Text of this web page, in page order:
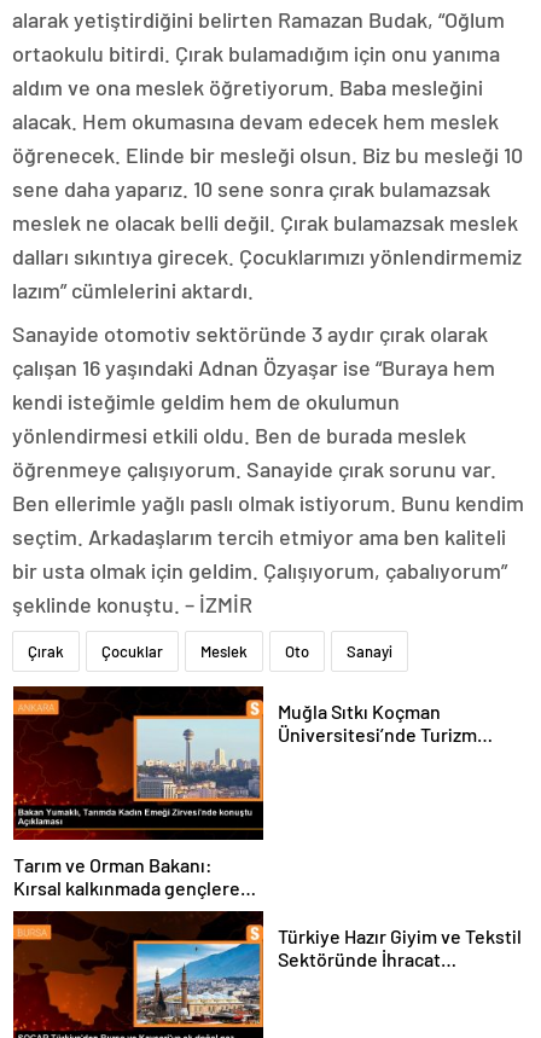
alarak yetiştirdiğini belirten Ramazan Budak, “Oğlum
ortaokulu bitirdi. Çırak bulamadığım için onu yanıma
aldım ve ona meslek öğretiyorum. Baba mesleğini
alacak. Hem okumasına devam edecek hem meslek
öğrenecek. Elinde bir mesleği olsun. Biz bu mesleği 10
sene daha yaparız. 10 sene sonra çırak bulamazsak
meslek ne olacak belli değil. Çırak bulamazsak meslek
dalları sıkıntıya girecek. Çocuklarımızı yönlendirmemiz
lazım” cümlelerini aktardı.
Sanayide otomotiv sektöründe 3 aydır çırak olarak
çalışan 16 yaşındaki Adnan Özyaşar ise “Buraya hem
kendi isteğimle geldim hem de okulumun
yönlendirmesi etkili oldu. Ben de burada meslek
öğrenmeye çalışıyorum. Sanayide çırak sorunu var.
Ben ellerimle yağlı paslı olmak istiyorum. Bunu kendim
seçtim. Arkadaşlarım tercih etmiyor ama ben kaliteli
bir usta olmak için geldim. Çalışıyorum, çabalıyorum”
şeklinde konuştu. – İZMİR
Çırak Çocuklar Meslek Oto Sanayi
Tarım ve Orman Bakanı:
Kırsal kalkınmada gençlere
ve kadınlara pozitif ayrımcılık
yapıyoruz
Muğla Sıtkı Koçman
Üniversitesi’nde Turizm
Türkiye Hazır Giyim ve Tekstil
Sektöründe İhracat